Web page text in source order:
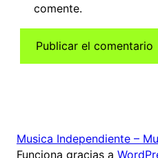
comente.
Musica Independiente –
Funciona gracias a